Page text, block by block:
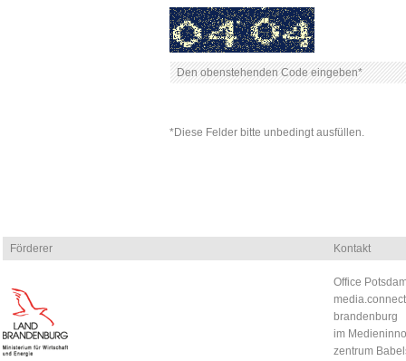
*Diese Felder bitte unbedingt ausfüllen.
Förderer Kontakt
Office
media.connect
brandenburg
im
zentrum